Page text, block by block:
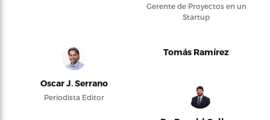
Gerente de Proyectos en un
Startup
Oscar J. Serrano
Periodista Editor
Tomás Ramírez